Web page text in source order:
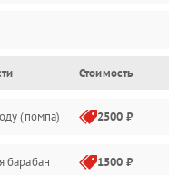
Стоимость
(помпа) 2500 ₽
барабан 1500 ₽